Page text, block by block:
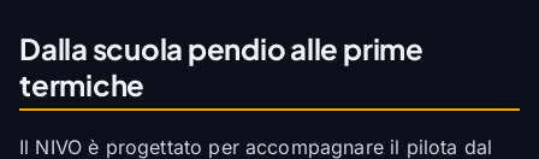
Dalla scuola pendio alle prime
termiche
Il NIVO è progettato per accompagnare il pilota dal